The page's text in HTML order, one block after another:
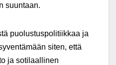
suuntaan.
puolustuspolitiikkaa ja
siten, että
ja sotilaallinen